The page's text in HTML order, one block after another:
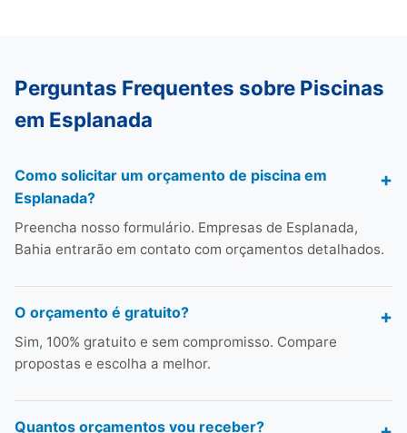
Perguntas Frequentes sobre Piscinas
em Esplanada
Como solicitar um orçamento de piscina em
Esplanada?
Preencha nosso formulário. Empresas de Esplanada,
Bahia entrarão em contato com orçamentos detalhados.
O orçamento é gratuito?
Sim, 100% gratuito e sem compromisso. Compare
propostas e escolha a melhor.
Quantos orçamentos vou receber?